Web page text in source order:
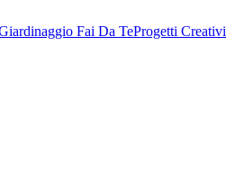
Fai Da TeProgetti Creativi